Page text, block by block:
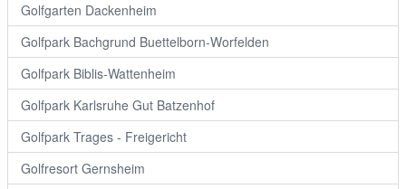
Golfgarten Dackenheim
Golfpark Bachgrund Buettelborn-Worfelden
Golfpark Biblis-Wattenheim
Golfpark Karlsruhe Gut Batzenhof
Golfpark Trages - Freigericht
Golfresort Gernsheim